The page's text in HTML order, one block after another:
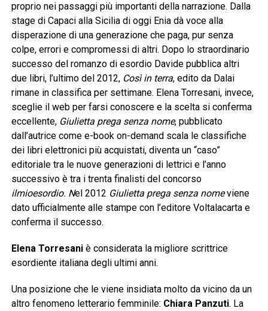
proprio nei passaggi più importanti della narrazione. Dalla
stage di Capaci alla Sicilia di oggi Enia dà voce alla
disperazione di una generazione che paga, pur senza
colpe, errori e compromessi di altri. Dopo lo straordinario
successo del romanzo di esordio Davide pubblica altri
due libri, l’ultimo del 2012, Così in terra, edito da Dalai
rimane in classifica per settimane. Elena Torresani, invece,
sceglie il web per farsi conoscere e la scelta si conferma
eccellente, Giulietta prega senza nome, pubblicato
dall’autrice come e-book on-demand scala le classifiche
dei libri elettronici più acquistati, diventa un “caso”
editoriale tra le nuove generazioni di lettrici e l’anno
successivo è tra i trenta finalisti del concorso
ilmioesordio. Nel 2012 Giulietta prega senza nomeviene
dato ufficialmente alle stampe con l’editore Voltalacarta e
conferma il successo.
Elena Torresaniè considerata la migliore scrittrice
esordiente italiana degli ultimi anni.
Una posizione che le viene insidiata molto da vicino da un
altro fenomeno letterario femminile: Chiara Panzuti. La